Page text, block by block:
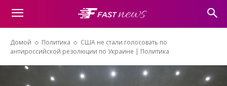
Домой Политика
США не стали голосовать по
антироссийской резолюции по Украине | Политика